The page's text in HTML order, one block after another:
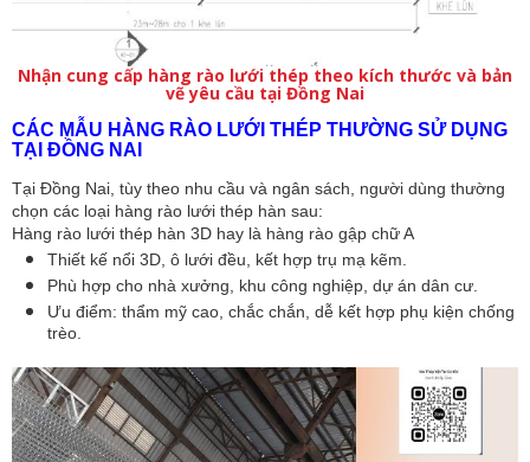
Nhận cung cấp hàng rào lưới thép theo kích thước và bản
vẽ yêu cầu tại Đồng Nai
CÁC MẪU HÀNG RÀO LƯỚI THÉP THƯỜNG SỬ DỤNG
TẠI ĐỒNG NAI
Tại Đồng Nai, tùy theo nhu cầu và ngân sách, người dùng thường
chọn các loại hàng rào lưới thép hàn sau:
Hàng rào lưới thép hàn 3D hay là hàng rào gập chữ A
Thiết kế nổi 3D, ô lưới đều, kết hợp trụ mạ kẽm.
Phù hợp cho nhà xưởng, khu công nghiệp, dự án dân cư.
Ưu điểm: thẩm mỹ cao, chắc chắn, dễ kết hợp phụ kiện chống
trèo.